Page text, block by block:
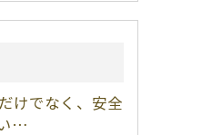
けでなく、安全
…